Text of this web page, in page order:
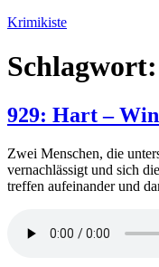
Zum
springen
Krimikiste
Schlagwort:
929: Hart –
Zwei Menschen, die
vernachlässigt und sich
treffen aufeinander und